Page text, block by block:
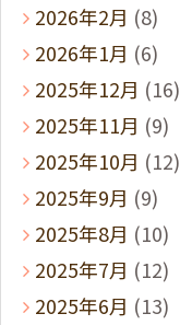
2026年2月 (8)
2026年1月 (6)
2025年12月 (16)
2025年11月 (9)
2025年10月 (12)
2025年9月 (9)
2025年8月 (10)
2025年7月 (12)
2025年6月 (13)